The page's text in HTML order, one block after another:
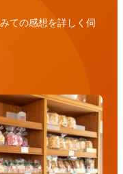
ての感想を詳しく伺